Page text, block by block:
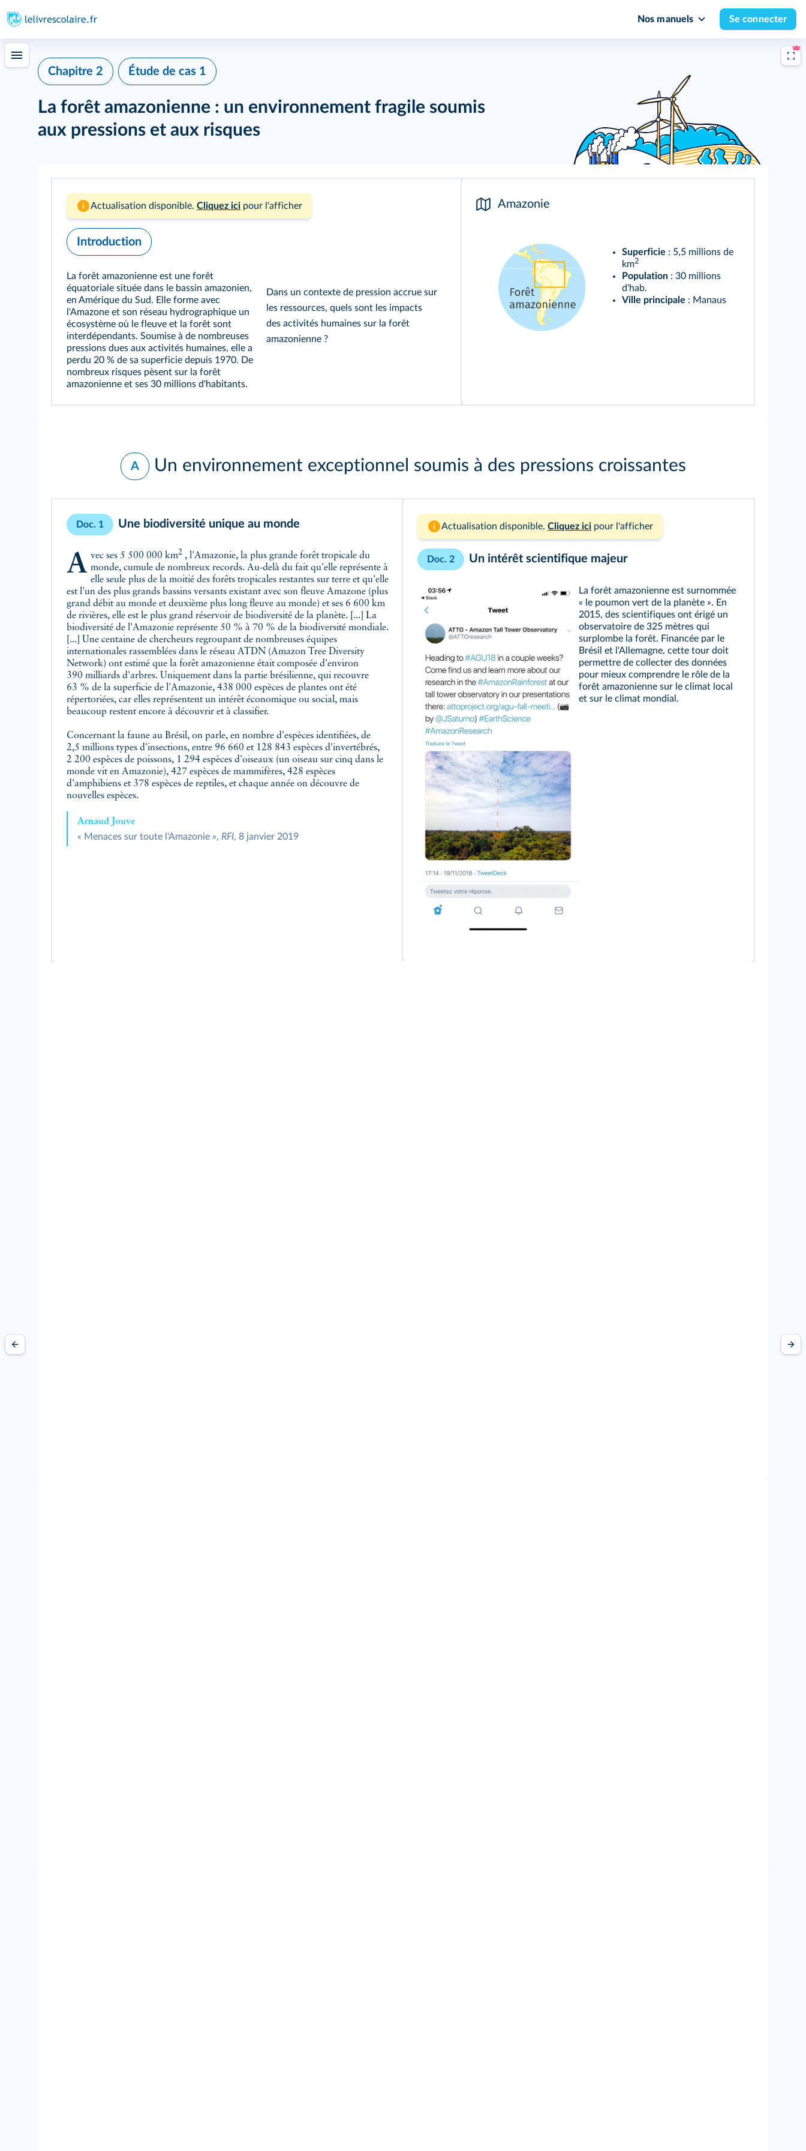
Nos manuels Se connecter
Chapitre 2 Étude de cas 1
La forêt amazonienne : un environnement fragile soumis
aux pressions et aux risques
Actualisation disponible. Cliquez ici pour l'afficher
Introduction
La forêt amazonienne est une forêt
équatoriale située dans le bassin amazonien,
en Amérique du Sud. Elle forme avec
l'Amazone et son réseau hydrographique un
écosystème où le fleuve et la forêt sont
interdépendants. Soumise à de nombreuses
pressions dues aux activités humaines, elle a
perdu 20 % de sa superficie depuis 1970. De
nombreux risques pèsent sur la forêt
amazonienne et ses 30 millions d'habitants.
Dans un contexte de pression accrue sur
les ressources, quels sont les impacts
des activités humaines sur la forêt
amazonienne ?
Amazonie
Superficie : 5,5 millions de
km2
Population : 30 millions
d'hab.
Ville principale : Manaus
A Un environnement exceptionnel soumis à des pressions croissantes
Doc. 1 Une biodiversité unique au monde
Avec ses 5 500 000 km2 , l'Amazonie, la plus grande forêt tropicale du
monde, cumule de nombreux records. Au-delà du fait qu'elle représente à
elle seule plus de la moitié des forêts tropicales restantes sur terre et qu'elle
est l'un des plus grands bassins versants existant avec son fleuve Amazone (plus
grand débit au monde et deuxième plus long fleuve au monde) et ses 6 600 km
de rivières, elle est le plus grand réservoir de biodiversité de la planète. [...] La
biodiversité de l'Amazonie représente 50 % à 70 % de la biodiversité mondiale.
[...] Une centaine de chercheurs regroupant de nombreuses équipes
internationales rassemblées dans le réseau ATDN (Amazon Tree Diversity
Network) ont estimé que la forêt amazonienne était composée d'environ
390 milliards d'arbres. Uniquement dans la partie brésilienne, qui recouvre
63 % de la superficie de l'Amazonie, 438 000 espèces de plantes ont été
répertoriées, car elles représentent un intérêt économique ou social, mais
beaucoup restent encore à découvrir et à classifier.
Concernant la faune au Brésil, on parle, en nombre d'espèces identifiées, de
2,5 millions types d'insections, entre 96 660 et 128 843 espèces d'invertébrés,
2 200 espèces de poissons, 1 294 espèces d'oiseaux (un oiseau sur cinq dans le
monde vit en Amazonie), 427 espèces de mammifères, 428 espèces
d'amphibiens et 378 espèces de reptiles, et chaque année on découvre de
nouvelles espèces.
Arnaud Jouve
« Menaces sur toute l'Amazonie », RFI, 8 janvier 2019
Actualisation disponible. Cliquez ici pour l'afficher
Doc. 2 Un intérêt scientifique majeur
La forêt amazonienne est surnommée
« le poumon vert de la planète ». En
2015, des scientifiques ont érigé un
observatoire de 325 mètres qui
surplombe la forêt. Financée par le
Brésil et l'Allemagne, cette tour doit
permettre de collecter des données
pour mieux comprendre le rôle de la
forêt amazonienne sur le climat local
et sur le climat mondial.